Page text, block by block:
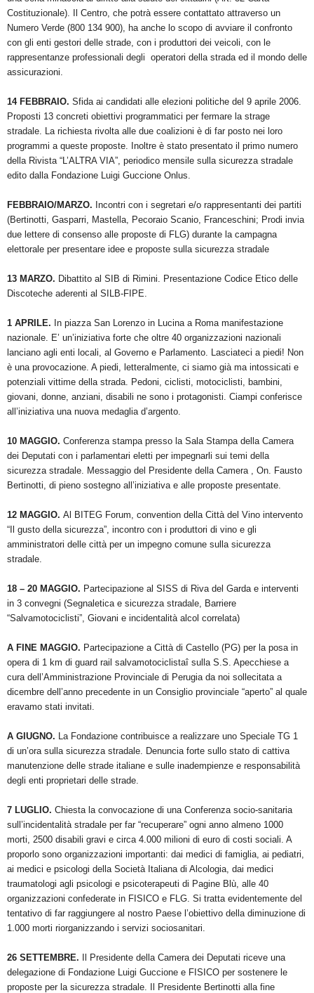
Costituzionale). Il Centro, che potrà essere contattato attraverso un
Numero Verde (800 134 900), ha anche lo scopo di avviare il confronto
con gli enti gestori delle strade, con i produttori dei veicoli, con le
rappresentanze professionali degli operatori della strada ed il mondo delle
assicurazioni.
14 FEBBRAIO. Sfida ai candidati alle elezioni politiche del 9 aprile 2006.
Proposti 13 concreti obiettivi programmatici per fermare la strage
stradale. La richiesta rivolta alle due coalizioni è di far posto nei loro
programmi a queste proposte. Inoltre è stato presentato il primo numero
della Rivista “L’ALTRA VIA”, periodico mensile sulla sicurezza stradale
edito dalla Fondazione Luigi Guccione Onlus.
FEBBRAIO/MARZO. Incontri con i segretari e/o rappresentanti dei partiti
(Bertinotti, Gasparri, Mastella, Pecoraio Scanio, Franceschini; Prodi invia
due lettere di consenso alle proposte di FLG) durante la campagna
elettorale per presentare idee e proposte sulla sicurezza stradale
13 MARZO. Dibattito al SIB di Rimini. Presentazione Codice Etico delle
Discoteche aderenti al SILB-FIPE.
1 APRILE. In piazza San Lorenzo in Lucina a Roma manifestazione
nazionale. E’ un’iniziativa forte che oltre 40 organizzazioni nazionali
lanciano agli enti locali, al Governo e Parlamento. Lasciateci a piedi! Non
è una provocazione. A piedi, letteralmente, ci siamo già ma intossicati e
potenziali vittime della strada. Pedoni, ciclisti, motociclisti, bambini,
giovani, donne, anziani, disabili ne sono i protagonisti. Ciampi conferisce
all’iniziativa una nuova medaglia d’argento.
10 MAGGIO. Conferenza stampa presso la Sala Stampa della Camera
dei Deputati con i parlamentari eletti per impegnarli sui temi della
sicurezza stradale. Messaggio del Presidente della Camera , On. Fausto
Bertinotti, di pieno sostegno all’iniziativa e alle proposte presentate.
12 MAGGIO. Al BITEG Forum, convention della Città del Vino intervento
“Il gusto della sicurezza”, incontro con i produttori di vino e gli
amministratori delle città per un impegno comune sulla sicurezza
stradale.
18 – 20 MAGGIO. Partecipazione al SISS di Riva del Garda e interventi
in 3 convegni (Segnaletica e sicurezza stradale, Barriere
“Salvamotociclisti”, Giovani e incidentalità alcol correlata)
A FINE MAGGIO. Partecipazione a Città di Castello (PG) per la posa in
opera di 1 km di guard rail salvamotociclistaî sulla S.S. Apecchiese a
cura dell’Amministrazione Provinciale di Perugia da noi sollecitata a
dicembre dell’anno precedente in un Consiglio provinciale “aperto” al quale
eravamo stati invitati.
A GIUGNO. La Fondazione contribuisce a realizzare uno Speciale TG 1
di un’ora sulla sicurezza stradale. Denuncia forte sullo stato di cattiva
manutenzione delle strade italiane e sulle inadempienze e responsabilità
degli enti proprietari delle strade.
7 LUGLIO. Chiesta la convocazione di una Conferenza socio-sanitaria
sull’incidentalità stradale per far “recuperare” ogni anno almeno 1000
morti, 2500 disabili gravi e circa 4.000 milioni di euro di costi sociali. A
proporlo sono organizzazioni importanti: dai medici di famiglia, ai pediatri,
ai medici e psicologi della Società Italiana di Alcologia, dai medici
traumatologi agli psicologi e psicoterapeuti di Pagine Blù, alle 40
organizzazioni confederate in FISICO e FLG. Si tratta evidentemente del
tentativo di far raggiungere al nostro Paese l’obiettivo della diminuzione di
1.000 morti riorganizzando i servizi sociosanitari.
26 SETTEMBRE.
Il Presidente della Camera dei Deputati riceve una
delegazione di Fondazione Luigi Guccione e FISICO per sostenere le
proposte per la sicurezza stradale. Il Presidente Bertinotti alla fine